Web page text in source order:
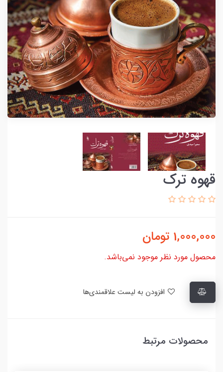
قهوه ترک
1,000,000 تومان
محصول مورد نظر موجود نمی‌باشد.
محصولات مرتبط